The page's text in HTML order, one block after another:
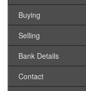
Buying
Selling
Bank Details
Contact